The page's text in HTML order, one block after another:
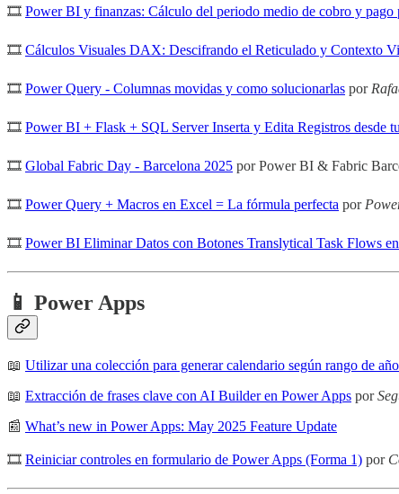
🎞 Power BI y finanzas: Cálculo del periodo medio de cobro y pago
🎞 Cálculos Visuales DAX: Descifrando el Reticulado y Contexto
🎞 Power Query - Columnas movidas y como solucionarlas por
🎞 Power BI + Flask + SQL Server Inserta y Edita Registros desde
🎞 Global Fabric Day - Barcelona 2025 por Power BI & Fabric
🎞 Power Query + Macros en Excel = La fórmula perfecta por
🎞 Power BI Eliminar Datos con Botones Translytical Task Flows
📱 Power Apps
📖 Utilizar una colección para generar calendario según rango de
📖 Extracción de frases clave con AI Builder en Power Apps por
📰 What’s new in Power Apps: May 2025 Feature Update
🎞 Reiniciar controles en formulario de Power Apps (Forma 1) por